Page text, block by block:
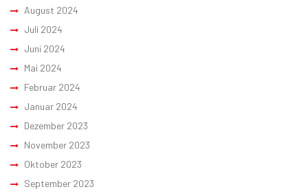
August 2024
Juli 2024
Juni 2024
Mai 2024
Februar 2024
Januar 2024
Dezember 2023
November 2023
Oktober 2023
September 2023